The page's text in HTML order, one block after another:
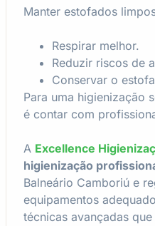
Manter estofados
Respirar melhor.
Reduzir riscos de
Conservar o
Para uma higienização
é contar com
A Excellence
higienização
Balneário Camboriú e
equipamentos
técnicas avançadas